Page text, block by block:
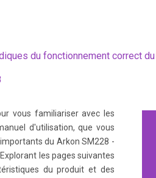
du fonctionnement correct
vous familiariser avec les
d'utilisation, que vous
du Arkon SM228 -
les pages suivantes
du produit et des